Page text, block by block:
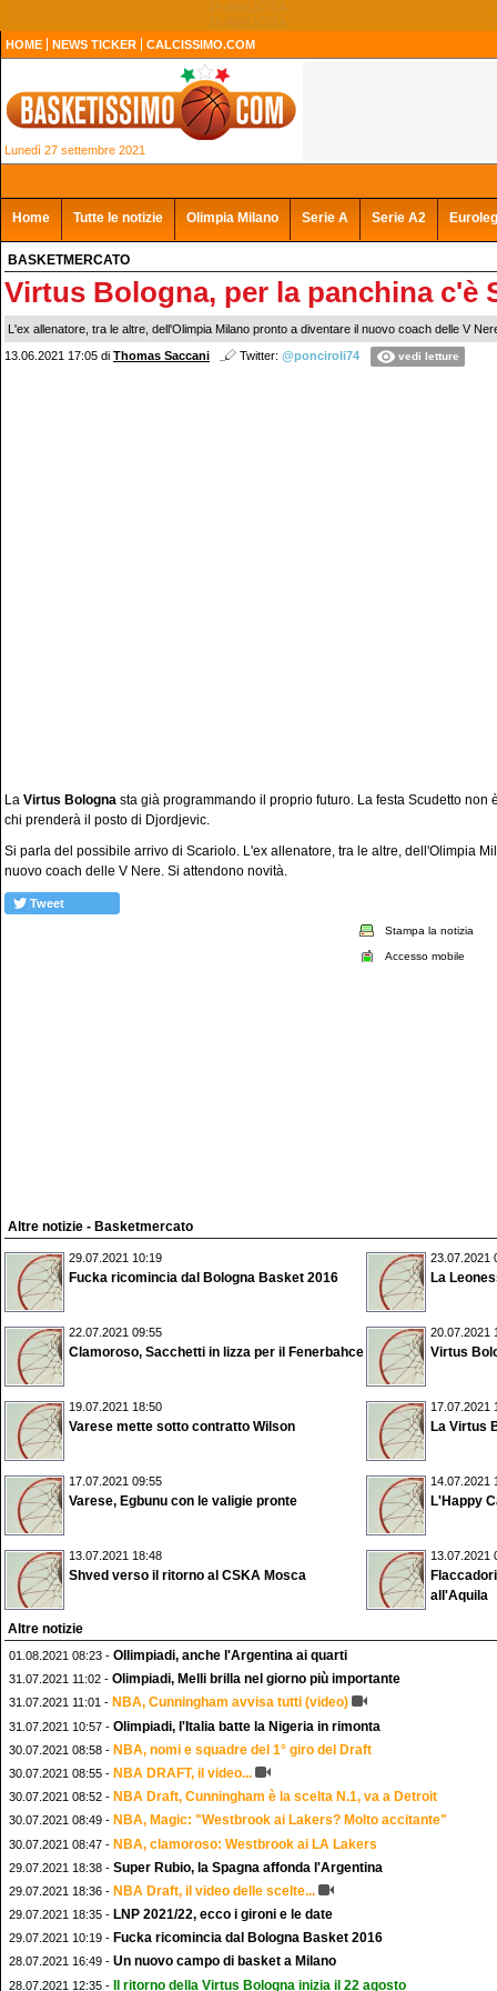
HOME NEWS TICKER CALCISSIMO.COM
Lunedì 27 settembre 2021
Home Tutte le notizie Olimpia Milano Serie A Serie A2
BASKETMERCATO
Virtus Bologna, per la panchina c'è
L'ex allenatore, tra le altre, dell'Olimpia Milano pronto a diventare il nuovo coach delle V
13.06.2021 17:05 di Thomas Saccani Twitter: @ponciroli74 vedi letture
La Virtus Bologna sta già programmando il proprio futuro. La festa Scudetto non
chi prenderà il posto di Djordjevic.
Si parla del possibile arrivo di Scariolo. L'ex allenatore, tra le altre, dell'Olimpia
nuovo coach delle V Nere. Si attendono novità.
Tweet
Stampa la notizia
Accesso mobile
Altre notizie - Basketmercato
29.07.2021 10:19
Fucka ricomincia dal Bologna Basket 2016
23.07.2021
La
22.07.2021 09:55
Clamoroso, Sacchetti in lizza per il Fenerbahce
20.07.2021
Virtus
19.07.2021 18:50
Varese mette sotto contratto Wilson
17.07.2021
La Virtus
17.07.2021 09:55
Varese, Egbunu con le valigie pronte
14.07.2021
L'Happy
13.07.2021 18:48
Shved verso il ritorno al CSKA Mosca
13.07.2021
all'Aquila
Altre notizie
01.08.2021 08:23 - OIlimpiadi, anche l'Argentina ai quarti
31.07.2021 11:02 - Olimpiadi, Melli brilla nel giorno più importante
31.07.2021 11:01 - NBA, Cunningham avvisa tutti (video)
31.07.2021 10:57 - Olimpiadi, l'Italia batte la Nigeria in rimonta
30.07.2021 08:58 - NBA, nomi e squadre del 1° giro del Draft
30.07.2021 08:55 - NBA DRAFT, il video...
30.07.2021 08:52 - NBA Draft, Cunningham è la scelta N.1, va a Detroit
30.07.2021 08:49 - NBA, Magic: "Westbrook ai Lakers? Molto accitante"
30.07.2021 08:47 - NBA, clamoroso: Westbrook ai LA Lakers
29.07.2021 18:38 - Super Rubio, la Spagna affonda l'Argentina
29.07.2021 18:36 - NBA Draft, il video delle scelte...
29.07.2021 18:35 - LNP 2021/22, ecco i gironi e le date
29.07.2021 10:19 - Fucka ricomincia dal Bologna Basket 2016
28.07.2021 16:49 - Un nuovo campo di basket a Milano
28.07.2021 12:35 - Il ritorno della Virtus Bologna inizia il 22 agosto